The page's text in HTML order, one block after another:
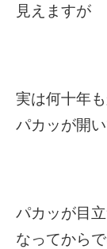
見えますが
実は何十年
パカッが開
パカッが目
なってから